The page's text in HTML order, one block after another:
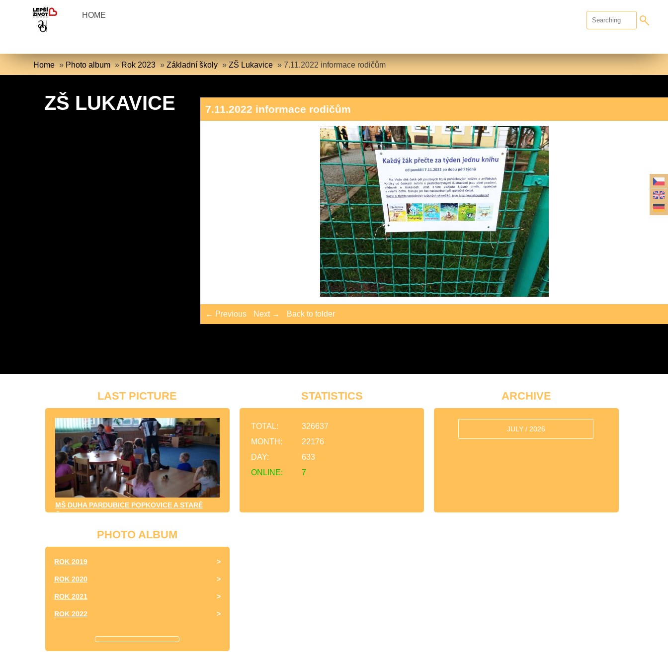
HOME
Home » Photo album » Rok 2023 »Základní školy »ZŠ Lukavice »7.11.2022 informace rodičům
ZŠ LUKAVICE 7.11.2022 informace rodičům
← Previous Next → Back to folder
LAST PICTURE
MŠ DUHA PARDUBICE POPKOVICE A STARÉ
ČIVICE
STATISTICS
ONLINE: 7
TOTAL:
326637
MONTH:
22176
DAY:
633
ARCHIVE
JULY / 2026
PHOTO ALBUM
ROK 2019
ROK 2020
ROK 2021
ROK 2022